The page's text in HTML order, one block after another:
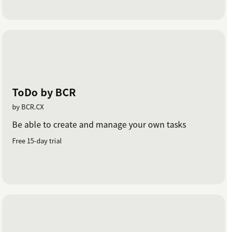
ToDo by BCR
by BCR.CX
Be able to create and manage your own tasks
Free 15-day trial